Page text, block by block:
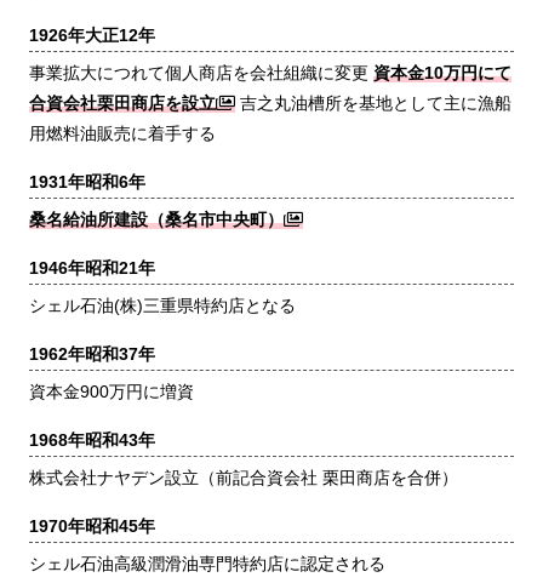
1926年大正12年
事業拡大につれて個人商店を会社組織に変更 資本金10万円にて
合資会社栗田商店を設立
吉之丸油槽所を基地として主に漁船
用燃料油販売に着手する
1931年昭和6年
桑名給油所建設（桑名市中央町）
1946年昭和21年
シェル石油(株)三重県特約店となる
1962年昭和37年
資本金900万円に増資
1968年昭和43年
株式会社ナヤデン設立（前記合資会社 栗田商店を合併）
1970年昭和45年
シェル石油高級潤滑油専門特約店に認定される